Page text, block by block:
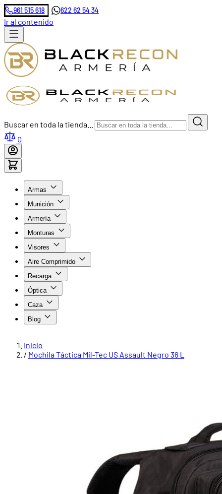
961 515 618 622 62 54 34
Ir al contenido
Buscar en toda la tienda...
0
Armas
Munición
Armería
Monturas
Visores
Aire Comprimido
Recarga
Óptica
Caza
Blog
Inicio
/ Mochila Táctica Mil-Tec US Assault Negro 36 L